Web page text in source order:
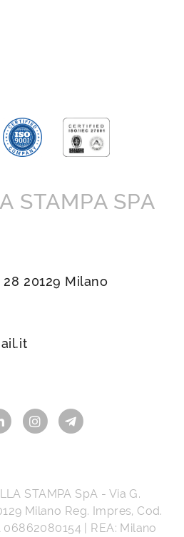
STAMPA SPA
20129 Milano
STAMPA SpA - Via G.
Milano Reg. Impres, Cod.
06862080154 | REA: Milano